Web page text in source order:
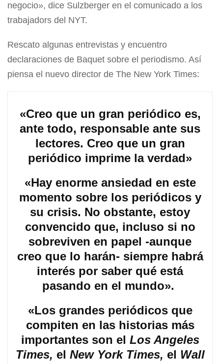
negocio», dice Sulzberger en el comunicado a los
trabajadors del NYT.
Rescato algunas entrevistas y encuentro
declaraciones de Baquet sobre el periodismo. Así
piensa el nuevo director de The New York Times:
«Creo que un gran periódico es,
ante todo, responsable ante sus
lectores. Creo que un gran
periódico imprime la verdad»
«Hay enorme ansiedad en este
momento sobre los periódicos y
su crisis. No obstante, estoy
convencido que, incluso si no
sobreviven en papel -aunque
creo que lo harán- siempre habrá
interés por saber qué está
pasando en el mundo».
«Los grandes periódicos que
compiten en las historias más
importantes son el Los Angeles
Times, el New York Times, el Wall